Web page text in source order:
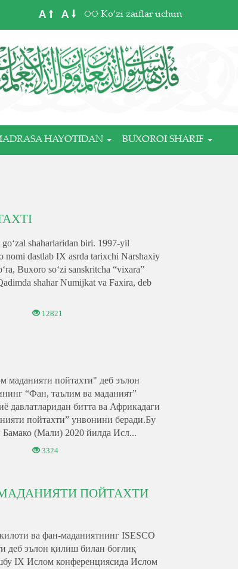
A A Ko‘zi zaiflar uchun
HAYOTIDAN BUXOROI SHARIF
shaharlaridan biri. 1997-yil
dastlab IX asrda tarixchi Narshaxiy
Buxoro soʻzi sanskritcha “vixara”
shahar Numijkat va Faxira, deb
12821
маданияти пойтахти" деб эълон
“Фан, таълим ва маданият”
давлатларидан битта ва Африкадаги
пойтахти” унвонини беради.Бу
Бамако (Мали) 2020 йилда Исл...
3324
ПОЙТАХТИ
ва фан-маданиятнинг ISESCO
деб эълон қилиш билан боғлиқ
IХ Ислом конференциясида Ислом